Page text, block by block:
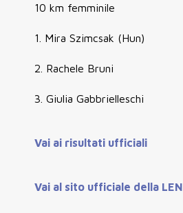
10 km femminile
1. Mira Szimcsak (Hun)
2. Rachele Bruni
3. Giulia Gabbrielleschi
Vai ai risultati ufficiali
Vai al sito ufficiale della LEN